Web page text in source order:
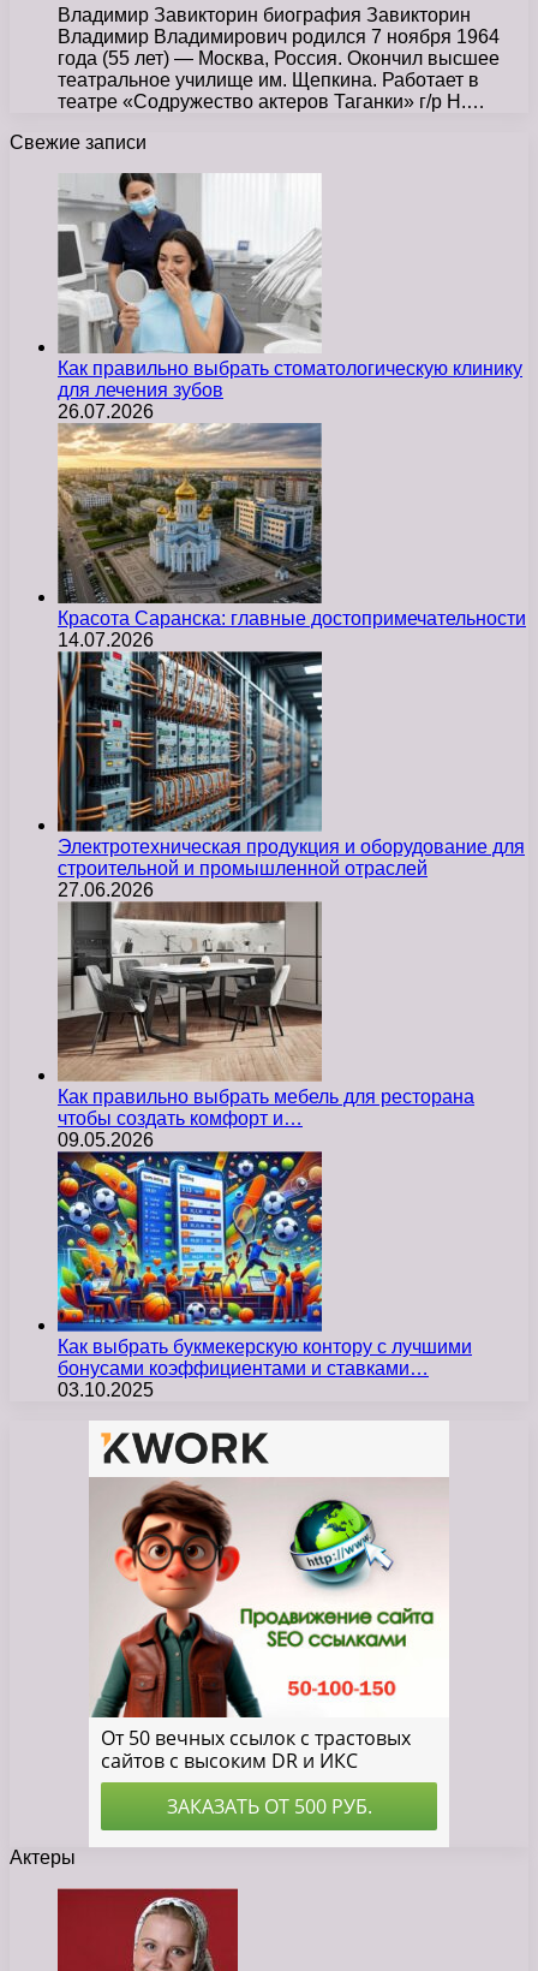
Владимир Завикторин биография Завикторин
Владимир Владимирович родился 7 ноября 1964
года (55 лет) — Москва, Россия. Окончил высшее
театральное училище им. Щепкина. Работает в
театре «Содружество актеров Таганки» г/р Н.…
Свежие записи
Как правильно выбрать стоматологическую клинику
для лечения зубов
26.07.2026
Красота Саранска: главные достопримечательности
14.07.2026
Электротехническая продукция и оборудование для
строительной и промышленной отраслей
27.06.2026
Как правильно выбрать мебель для ресторана
чтобы создать комфорт и…
09.05.2026
Как выбрать букмекерскую контору с лучшими
бонусами коэффициентами и ставками…
03.10.2025
Актеры